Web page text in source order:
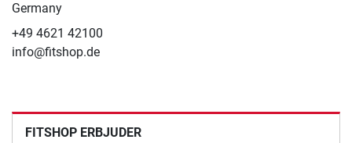
Germany
+49 4621 42100
info@fitshop.de
FITSHOP ERBJUDER